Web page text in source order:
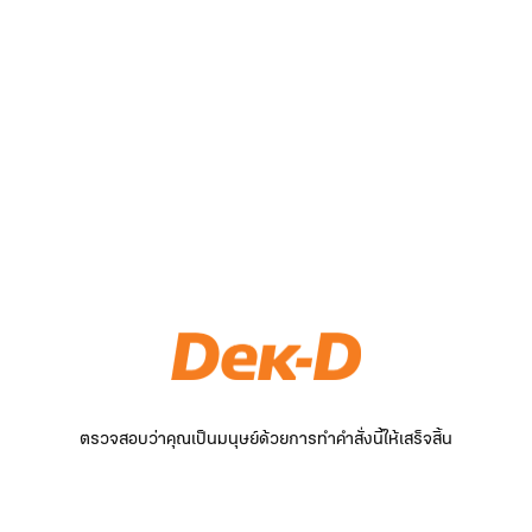
ตรวจสอบว่าคุณเป็นมนุษย์ด้วยการทำคำสั่งนี้ให้เสร็จสิ้น